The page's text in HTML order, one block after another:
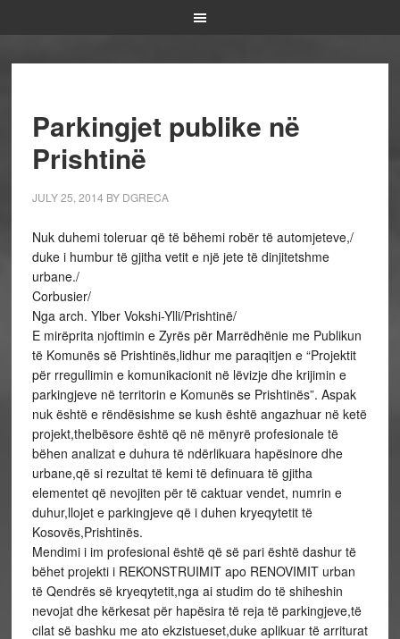
Parkingjet publike në
Prishtinë
JULY 25, 2014 BY DGRECA
Nuk duhemi toleruar që të bëhemi robër të automjeteve,/
duke i humbur të gjitha vetit e një jete të dinjitetshme
urbane./
Corbusier/
Nga arch. Ylber Vokshi-Ylli/Prishtinë/
E mirëprita njoftimin e Zyrës për Marrëdhënie me Publikun
të Komunës së Prishtinës,lidhur me paraqitjen e “Projektit
për rregullimin e komunikacionit në lëvizje dhe krijimin e
parkingjeve në territorin e Komunës se Prishtinës”. Aspak
nuk është e rëndësishme se kush është angazhuar në ketë
projekt,thelbësore është që në mënyrë profesionale të
bëhen analizat e duhura të ndërlikuara hapësinore dhe
urbane,që si rezultat të kemi të definuara të gjitha
elementet që nevojiten për të caktuar vendet, numrin e
duhur,llojet e parkingjeve që i duhen kryeqytetit të
Kosovës,Prishtinës.
Mendimi i im profesional është që së pari është dashur të
bëhet projekti i REKONSTRUIMIT apo RENOVIMIT urban
të Qendrës së kryeqytetit,nga ai studim do të shiheshin
nevojat dhe kërkesat për hapësira të reja të parkingjeve,të
cilat së bashku me ato ekzistueset,duke aplikuar të arriturat